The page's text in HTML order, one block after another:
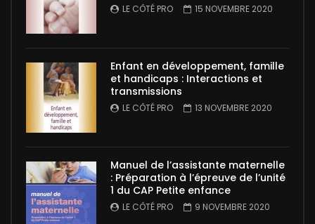
LE CÔTÉ PRO 15 NOVEMBRE 2020
Enfant en développement, famille
et handicaps : Interactions et
transmissions
LE CÔTÉ PRO 13 NOVEMBRE 2020
Manuel de l’assistante maternelle
: Préparation à l’épreuve de l’unité
1 du CAP Petite enfance
LE CÔTÉ PRO 9 NOVEMBRE 2020